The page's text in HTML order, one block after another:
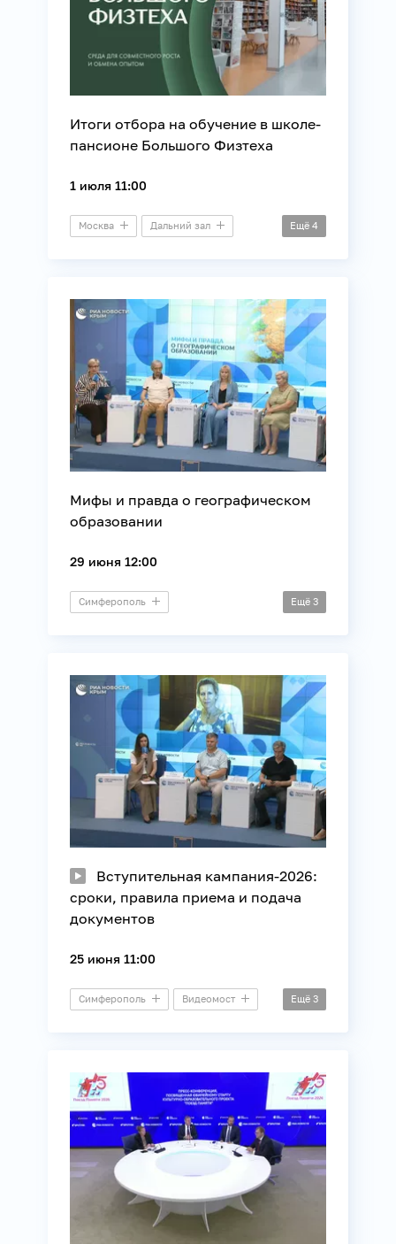
Итоги отбора на обучение в школе-
пансионе Большого Физтеха
1 июля 11:00
Москва Дальний зал Ещё 4
Мифы и правда о географическом
образовании
29 июня 12:00
Симферополь Ещё 3
Вступительная кампания-2026:
сроки, правила приема и подача
документов
25 июня 11:00
Симферополь Видеомост Ещё 3